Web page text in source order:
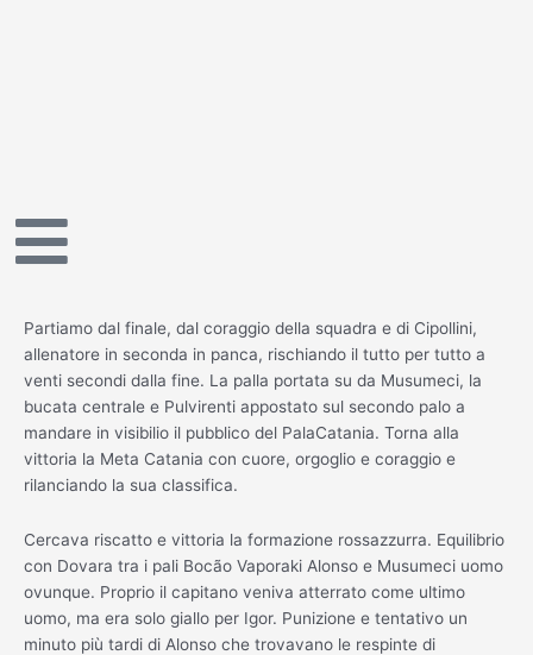
Partiamo dal finale, dal coraggio della squadra e di Cipollini,
allenatore in seconda in panca, rischiando il tutto per tutto a
venti secondi dalla fine. La palla portata su da Musumeci, la
bucata centrale e Pulvirenti appostato sul secondo palo a
mandare in visibilio il pubblico del PalaCatania. Torna alla
vittoria la Meta Catania con cuore, orgoglio e coraggio e
rilanciando la sua classifica.
Cercava riscatto e vittoria la formazione rossazzurra. Equilibrio
con Dovara tra i pali Bocão Vaporaki Alonso e Musumeci uomo
ovunque. Proprio il capitano veniva atterrato come ultimo
uomo, ma era solo giallo per Igor. Punizione e tentativo un
minuto più tardi di Alonso che trovavano le respinte di